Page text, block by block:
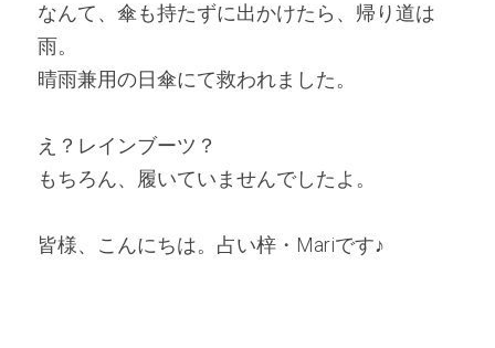
なんて、傘も持たずに出かけたら、帰り道は
雨。
晴雨兼用の日傘にて救われました。
え？レインブーツ？
もちろん、履いていませんでしたよ。
皆様、こんにちは。占い梓・Mariです♪